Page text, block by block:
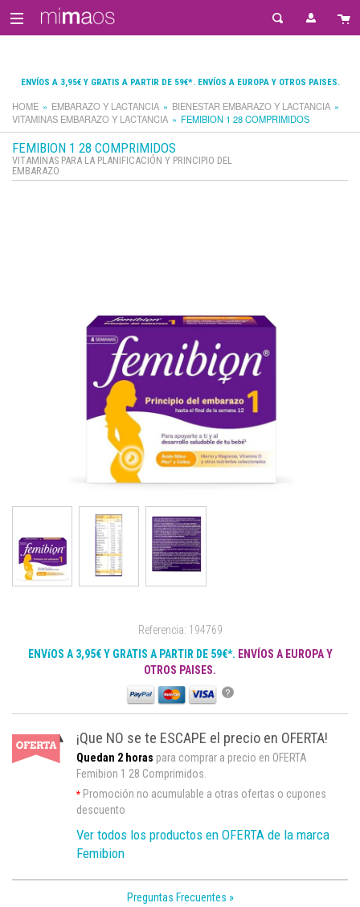
ENVÍOS A 3,95€ Y GRATIS A PARTIR DE 59€*. ENVÍOS A EUROPA Y OTROS PAISES.
HOME EMBARAZO Y LACTANCIA
BIENESTAR EMBARAZO Y LACTANCIA
VITAMINAS EMBARAZO Y LACTANCIA
FEMIBION 1 28 COMPRIMIDOS
FEMIBION 1 28 COMPRIMIDOS
VITAMINAS PARA LA PLANIFICACIÓN Y PRINCIPIO DEL
EMBARAZO
Referencia: 194769
ENVíOS A 3,95€ Y GRATIS A PARTIR DE 59€*. ENVÍOS A EUROPA Y
OTROS PAISES.
?
¡Que NO se te ESCAPE el precio en OFERTA!
Quedan 2 horas para comprar a precio en OFERTA
Femibion 1 28 Comprimidos.
* Promoción no acumulable a otras ofertas o cupones
descuento
Ver todos los productos en OFERTA de la marca
Femibion
Preguntas Frecuentes »